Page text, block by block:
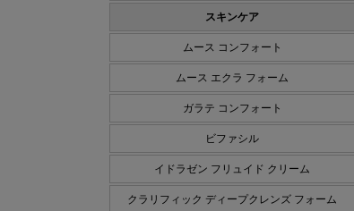
スキンケア
ムース コンフォート
ムース エクラ フォーム
ガラテ コンフォート
ビファシル
イドラゼン フリュイド クリーム
クラリフィック ディープクレンズ フォーム